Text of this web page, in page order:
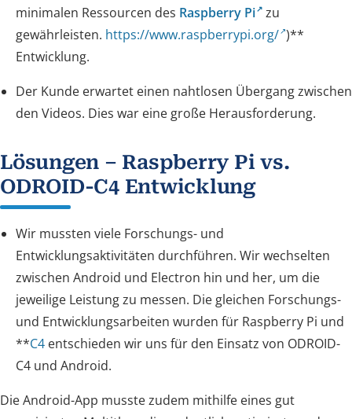
minimalen Ressourcen des Raspberry Pi zu
gewährleisten. https://www.raspberrypi.org/ )**
Entwicklung.
Der Kunde erwartet einen nahtlosen Übergang zwischen
den Videos. Dies war eine große Herausforderung.
Lösungen – Raspberry Pi vs.
ODROID-C4 Entwicklung
Wir mussten viele Forschungs- und
Entwicklungsaktivitäten durchführen. Wir wechselten
zwischen Android und Electron hin und her, um die
jeweilige Leistung zu messen. Die gleichen Forschungs-
und Entwicklungsarbeiten wurden für Raspberry Pi und
**C4 entschieden wir uns für den Einsatz von ODROID-
C4 und Android.
Die Android-App musste zudem mithilfe eines gut